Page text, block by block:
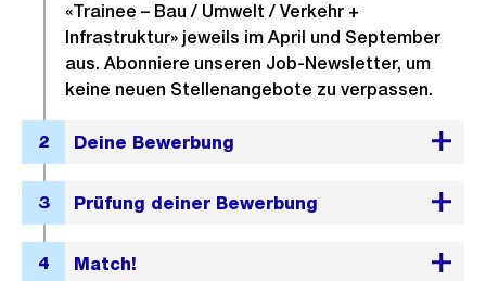
«Trainee – Bau / Umwelt / Verkehr +
Infrastruktur» jeweils im April und September
aus. Abonniere unseren Job-Newsletter, um
keine neuen Stellenangebote zu verpassen.